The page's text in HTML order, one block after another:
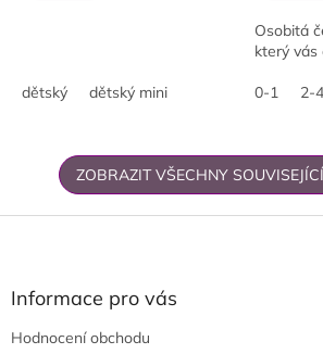
dětský dětský mini
Osobitá
který vás
0-1 2-4
ZOBRAZIT VŠECHNY
Z
Informace pro vás
Hodnocení obchodu